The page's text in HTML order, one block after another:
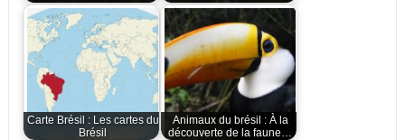
Carte Brésil : Les cartes du
Brésil
Animaux du brésil : À la
découverte de la faune…